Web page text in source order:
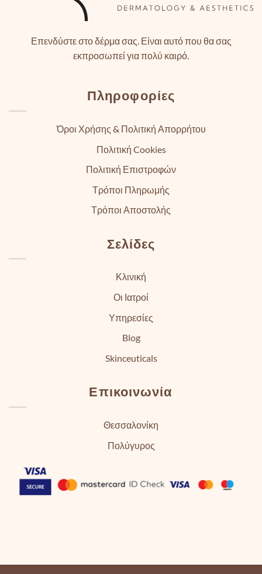
Επενδύστε στο δέρμα σας. Είναι αυτό που θα σας
εκπροσωπεί για πολύ καιρό.
Πληροφορίες
Όροι Χρήσης & Πολιτική Απορρήτου
Πολιτική Cookies
Πολιτική Επιστροφών
Τρόποι Πληρωμής
Τρόποι Αποστολής
Σελίδες
Κλινική
Οι Ιατροί
Υπηρεσίες
Blog
Skinceuticals
Επικοινωνία
Θεσσαλονίκη
Πολύγυρος